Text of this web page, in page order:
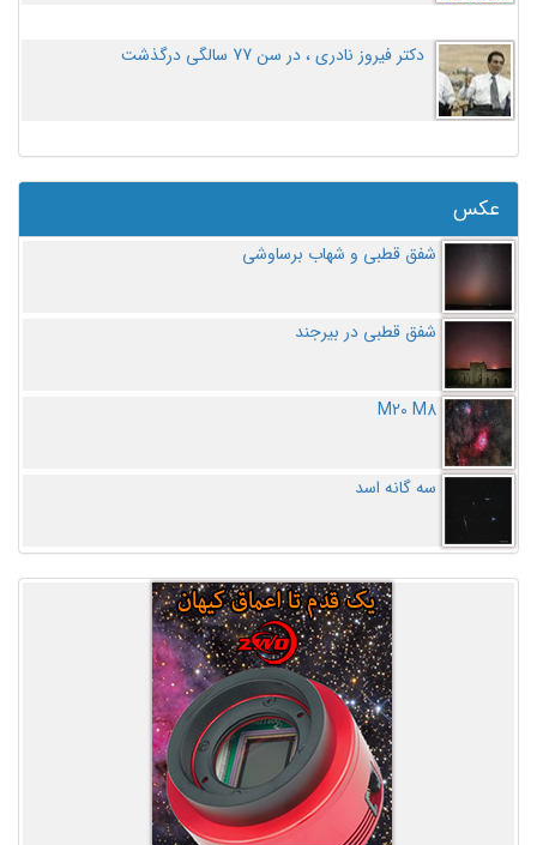
دکتر فیروز نادری ، در سن 77 سالگی درگذشت
عکس
شفق قطبی و شهاب برساوشی
شفق قطبی در بیرجند
M20 M8
سه گانه اسد